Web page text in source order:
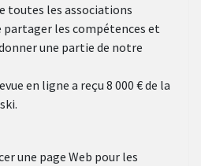
toutes les associations
partager les compétences et
une partie de notre
en ligne a reçu 8 000 € de la
une page Web pour les